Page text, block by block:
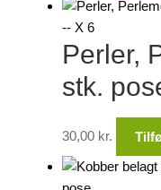
Perler,
stk.
30,00 kr.